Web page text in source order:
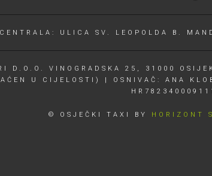
CENTRALA: ULICA SV. LEOPOLDA B.
D.O.O. VINOGRADSKA 25, 31000
U CIJELOSTI) | OSNIVAČ: ANA
© OSJEČKI TAXI BY HORIZONT